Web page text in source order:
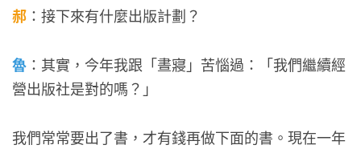
郝 ：接下來有什麼出版計劃？
魯 ：其實，今年我跟「晝寢」苦惱過：「我們繼續經
營出版社是對的嗎？」
我們常常要出了書，才有錢再做下面的書。現在一年